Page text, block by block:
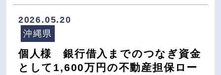
2026.05.20
沖縄県
個人様 銀行借入までのつなぎ資金
として1,600万円の不動産担保ロー